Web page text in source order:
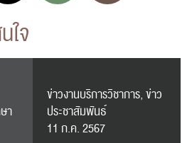
ใจ
า
ข่าวงานบริการวิชาการ, ข่าว
ประชาสัมพันธ์
11 ก.ค. 2567